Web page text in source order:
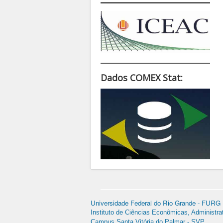
Dados COMEX Stat:
Universidade Federal do Rio Grande - FURG
Instituto de Ciências Econômicas,